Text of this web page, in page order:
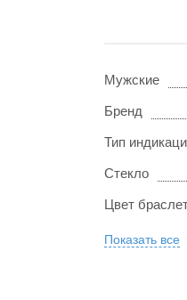
Мужские
Бренд
Тип
Стекло
Цвет
Показать все